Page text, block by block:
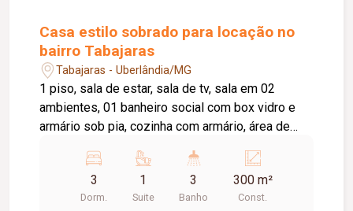
Casa estilo sobrado para locação no
bairro Tabajaras
Tabajaras - Uberlândia/MG
1 piso, sala de estar, sala de tv, sala em 02
ambientes, 01 banheiro social com box vidro e
armário sob pia, cozinha com armário, área de
carros, quintal, 2 piso, 03 quartos com armário
sendo 01 suíte, banheiro suíte com box vidro e
armário sob pia, 01 banheiro social com box vidro
3
Dorm.
1
Suite
3
Banho
300 m²
Const.